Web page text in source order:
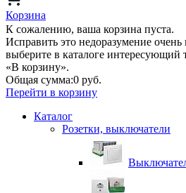
Корзина
К сожалению, ваша корзина пуста.
Исправить это недоразумение очень
выберите в каталоге
«В корзину».
Общая сумма:0 руб.
Перейти в корзину
Каталог
Розетки, выключатели